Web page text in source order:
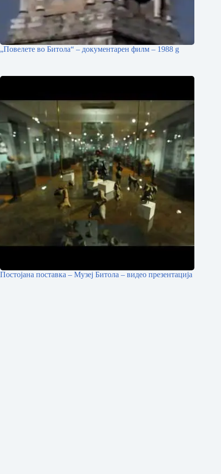
„Повелете во Битола“ – документарен филм – 1988 g
Постојана поставка – Музеј Битола – видео презентација